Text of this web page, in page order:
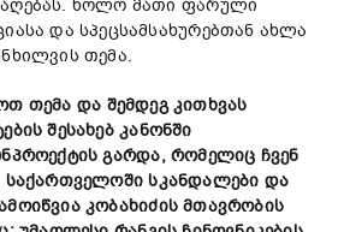
ხოლო მათი ფარული
და სპეცსამსახურებთან ახლა
თემა.
თემა და შემდეგ კითხვას
შესახებ კანონში
გარდა, რომელიც ჩვენ
საქართველოში სკანდალები და
კობახიძის მთავრობის